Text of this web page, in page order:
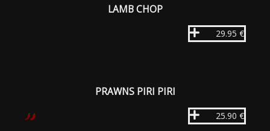
LAMB CHOP
29.95 €
PRAWNS PIRI PIRI
25.90 €